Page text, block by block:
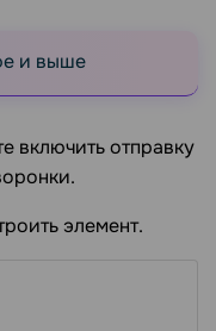
и выше
включить отправку
элемент.